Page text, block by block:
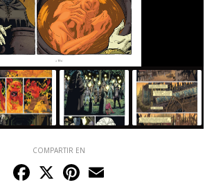
COMPARTIR EN
Facebook
X Pinterest